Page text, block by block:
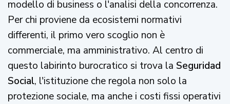
modello di business o l'analisi della concorrenza.
Per chi proviene da ecosistemi normativi
differenti, il primo vero scoglio non è
commerciale, ma amministrativo. Al centro di
questo labirinto burocratico si trova la Seguridad
Social, l'istituzione che regola non solo la
protezione sociale, ma anche i costi fissi operativi